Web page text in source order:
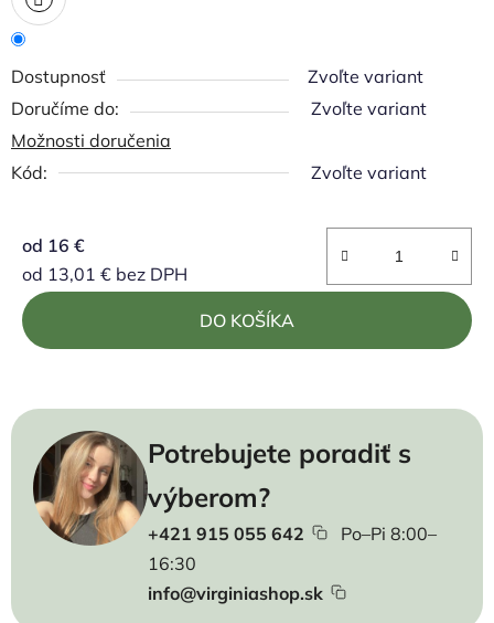
Dostupnosť
Zvoľte variant
Zvoľte variant
Možnosti doručenia
Kód:
Zvoľte variant
od 16 €
od 13,01 € bez DPH
Jednotková cena:
DO KOŠÍKA
Potrebujete poradiť s
výberom?
+421 915 055 642
Po–Pi 8:00–
16:30
info@virginiashop.sk